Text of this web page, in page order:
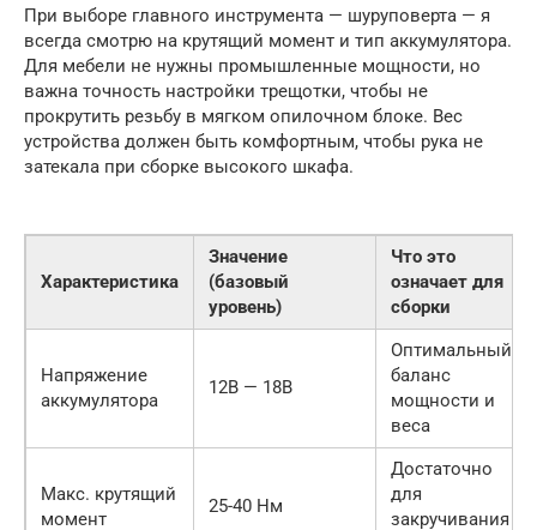
При выборе главного инструмента — шуруповерта — я
всегда смотрю на крутящий момент и тип аккумулятора.
Для мебели не нужны промышленные мощности, но
важна точность настройки трещотки, чтобы не
прокрутить резьбу в мягком опилочном блоке. Вес
устройства должен быть комфортным, чтобы рука не
затекала при сборке высокого шкафа.
Характеристика
Значение
(базовый
уровень)
Что это
означает для
сборки
Напряжение
аккумулятора
12В — 18В
Оптимальный
баланс
мощности и
веса
Макс. крутящий
момент
25-40 Нм
Достаточно
для
закручивания